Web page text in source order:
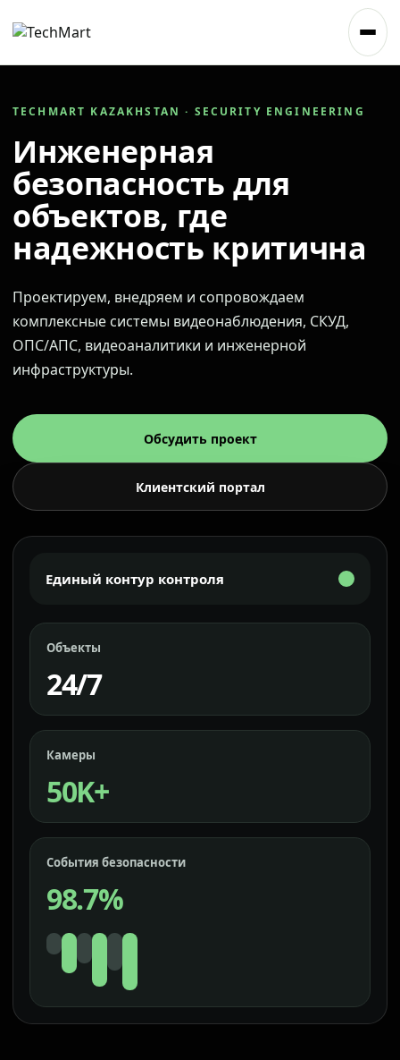
TECHMART KAZAKHSTAN · SECURITY ENGINEERING
Инженерная
безопасность для
объектов, где
надежность критична
Проектируем, внедряем и сопровождаем
комплексные системы видеонаблюдения, СКУД,
ОПС/АПС, видеоаналитики и инженерной
инфраструктуры.
Обсудить проект
Клиентский портал
Единый контур контроля
Объекты
24/7
Камеры
50K+
События безопасности
98.7%